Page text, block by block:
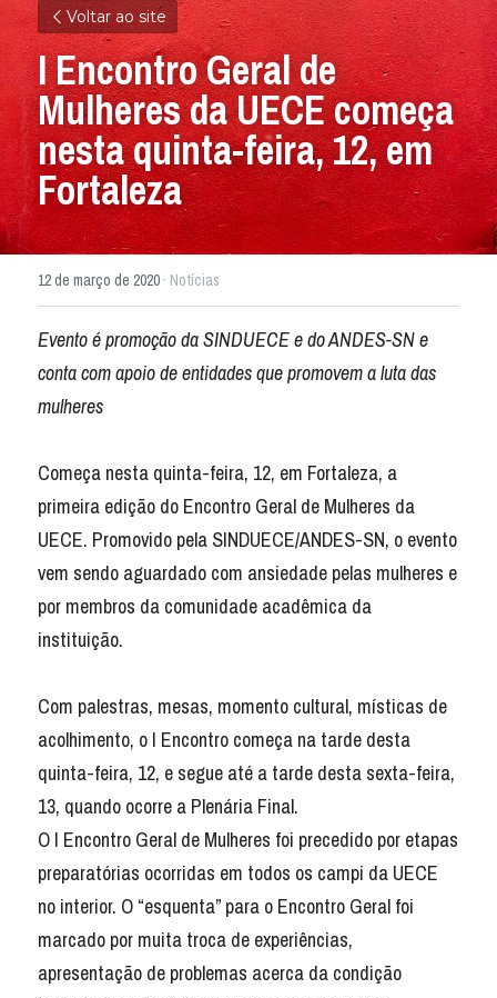
Voltar ao site
I Encontro Geral de
Mulheres da UECE começa
nesta quinta-feira, 12, em
Fortaleza
12 de março de 2020 · Notícias
Evento é promoção da SINDUECE e do ANDES-SN e
conta com apoio de entidades que promovem a luta das
mulheres
Começa nesta quinta-feira, 12, em Fortaleza, a
primeira edição do Encontro Geral de Mulheres da
UECE. Promovido pela SINDUECE/ANDES-SN, o evento
vem sendo aguardado com ansiedade pelas mulheres e
por membros da comunidade acadêmica da
instituição.
Com palestras, mesas, momento cultural, místicas de
acolhimento, o I Encontro começa na tarde desta
quinta-feira, 12, e segue até a tarde desta sexta-feira,
13, quando ocorre a Plenária Final.
O I Encontro Geral de Mulheres foi precedido por etapas
preparatórias ocorridas em todos os campi da UECE
no interior. O “esquenta” para o Encontro Geral foi
marcado por muita troca de experiências,
apresentação de problemas acerca da condição